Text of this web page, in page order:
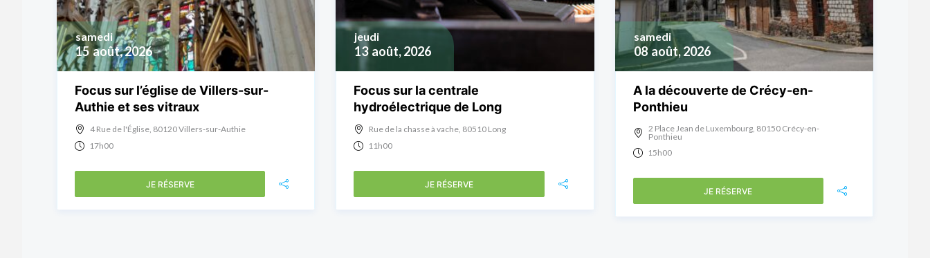
15 août, 2026
samedi
Focus sur l’église de Villers-sur-
Authie et ses vitraux
4 Rue de l'Église, 80120 Villers-sur-Authie
17h00
JE RÉSERVE
13 août, 2026
jeudi
Focus sur la centrale
hydroélectrique de Long
Rue de la chasse à vache, 80510 Long
11h00
JE RÉSERVE
08 août, 2026
samedi
A la découverte de Crécy-en-
Ponthieu
2 Place Jean de Luxembourg, 80150 Crécy-en-
Ponthieu
15h00
JE RÉSERVE